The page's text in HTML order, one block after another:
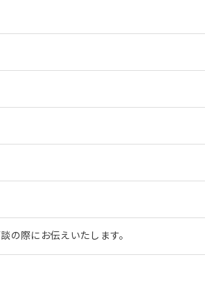
の際にお伝えいたします。